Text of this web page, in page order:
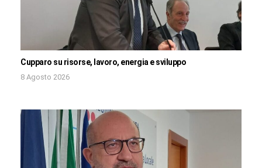
Cupparo su risorse, lavoro, energia e sviluppo
8 Agosto 2026